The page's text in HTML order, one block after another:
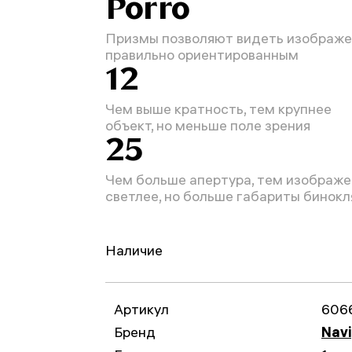
Призмы позволяют видеть
правильно ориентированным
12
Чем выше кратность, тем крупнее
объект, но меньше поле зрения
25
Чем больше апертура, тем
светлее, но больше габариты
Наличие
Артикул
Бренд